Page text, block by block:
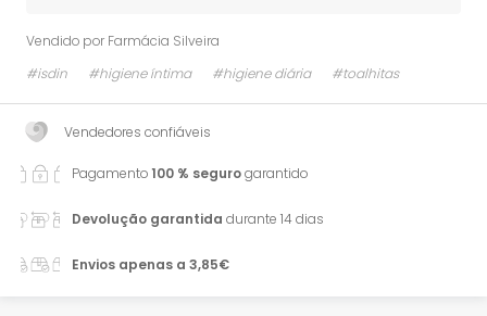
Vendido por Farmácia Silveira
#isdin
#higiene íntima #higiene diária #toalhitas
Vendedores confiáveis
Pagamento100 % segurogarantido
Devolução garantida durante 14 dias
Envios apenas a 3,85€